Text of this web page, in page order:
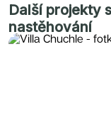
Další projekty
nastěhování